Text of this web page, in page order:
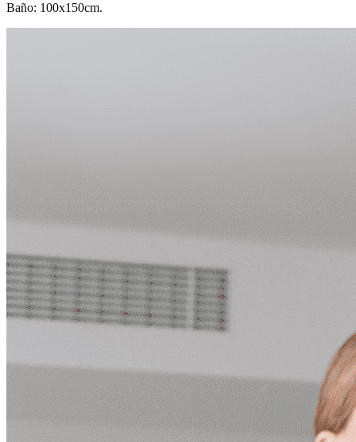
Baño: 100x150cm.